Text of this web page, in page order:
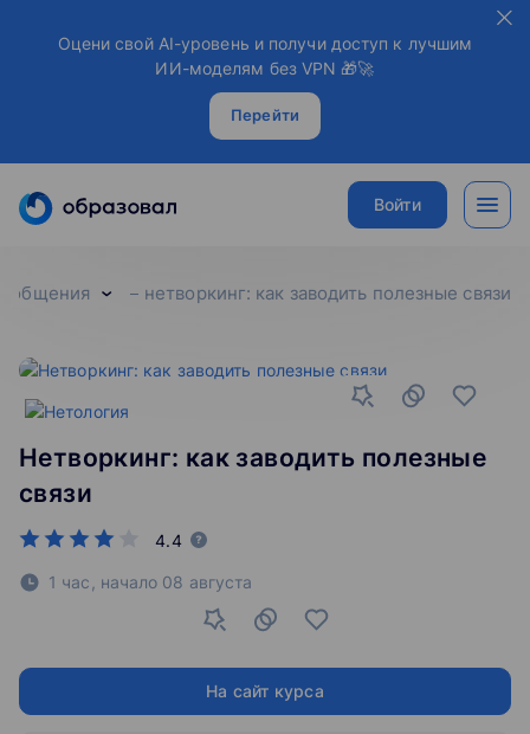
Оцени свой AI-уровень и получи доступ к лучшим
ИИ-моделям без VPN 🎁🚀
Перейти
Войти
общения нетворкинг: как заводить полезные связи
Нетворкинг: как заводить полезные
связи
4.4
1 час, начало 08 августа
На сайт курса